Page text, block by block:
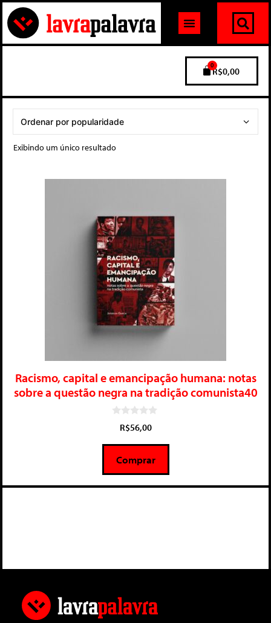
R$0,00
0
Exibindo um único resultado
Racismo, capital e emancipação humana: notas
sobre a questão negra na tradição comunista40
5
R$56,00
Comprar